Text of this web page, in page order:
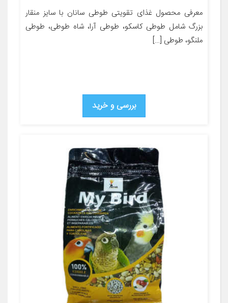
معرفی محصول غذای تقویتی طوطی سانان با سایز منقار
بزرگ شامل طوطی کاسکو، طوطی آرا، شاه طوطی، طوطی
ملنگو، طوطی […]
بررسی و خرید